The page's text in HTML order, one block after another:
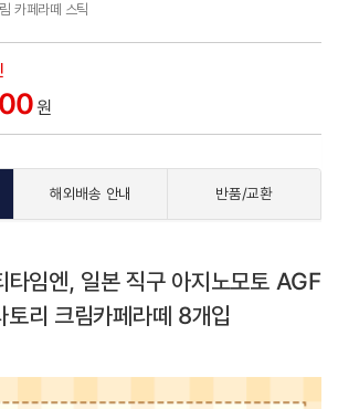
카페라떼 스틱
원
해외배송 안내 반품/교환
타임엔, 일본 직구 아지노모토 AGF
토리 크림카페라떼 8개입